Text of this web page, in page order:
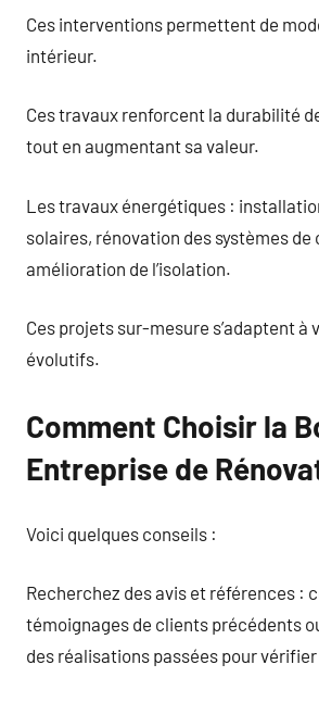
Ces interventions permettent de
intérieur.
Ces travaux renforcent la durabilité
tout en augmentant sa valeur.
Les travaux énergétiques :
solaires, rénovation des systèmes de
amélioration de l’isolation.
Ces projets sur-mesure s’adaptent à
évolutifs.
Comment Choisir la
Entreprise de
Voici quelques conseils :
Recherchez des avis et références :
témoignages de clients précédents
des réalisations passées pour